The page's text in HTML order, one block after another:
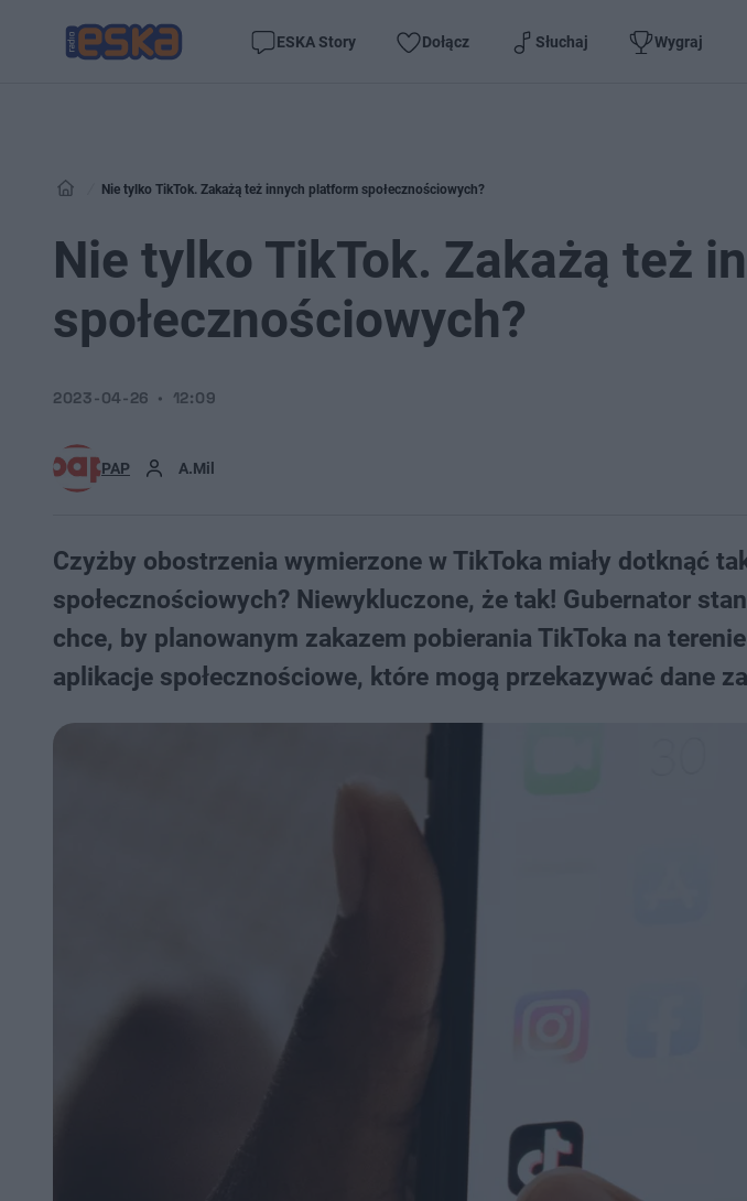
ESKA Story Dołącz Słuchaj Wygraj
Nie tylko TikTok. Zakażą też innych platform społecznościowych?
Nie tylko TikTok. Zakażą też
społecznościowych?
PAP A.Mil
2023-04-26 12:09
Czyżby obostrzenia wymierzone w TikToka miały dotknąć
społecznościowych? Niewykluczone, że tak! Gubernator
chce, by planowanym zakazem pobierania TikToka na
aplikacje społecznościowe, które mogą przekazywać dane